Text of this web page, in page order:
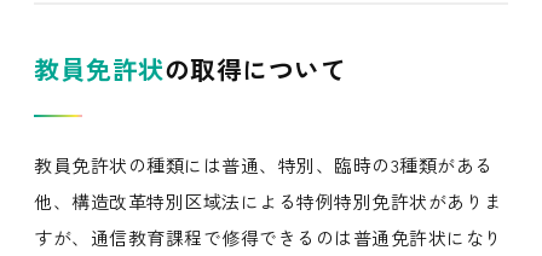
教員免許状の取得について
教員免許状の種類には普通、特別、臨時の3種類がある
他、構造改革特別区域法による特例特別免許状がありま
すが、通信教育課程で修得できるのは普通免許状になり